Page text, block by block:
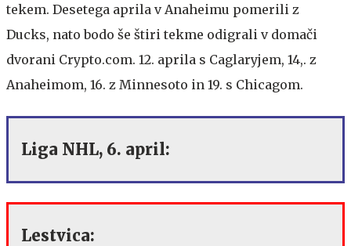
tekem. Desetega aprila v Anaheimu pomerili z
Ducks, nato bodo še štiri tekme odigrali v domači
dvorani Crypto.com. 12. aprila s Caglaryjem, 14,. z
Anaheimom, 16. z Minnesoto in 19. s Chicagom.
Liga NHL, 6. april:
Lestvica: